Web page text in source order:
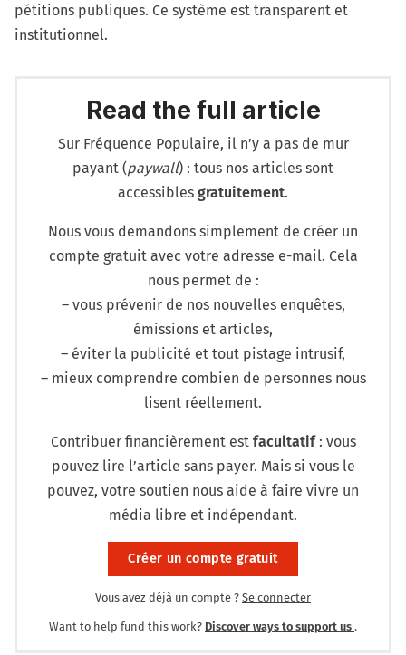
pétitions publiques. Ce système est transparent et
institutionnel.
Read the full article
Sur Fréquence Populaire, il n’y a pas de mur
payant (paywall) : tous nos articles sont
accessibles gratuitement.
Nous vous demandons simplement de créer un
compte gratuit avec votre adresse e-mail. Cela
nous permet de :
– vous prévenir de nos nouvelles enquêtes,
émissions et articles,
– éviter la publicité et tout pistage intrusif,
– mieux comprendre combien de personnes nous
lisent réellement.
Contribuer financièrement est facultatif: vous
pouvez lire l’article sans payer. Mais si vous le
pouvez, votre soutien nous aide à faire vivre un
média libre et indépendant.
Créer un compte gratuit
Vous avez déjà un compte ? Se connecter
Want to help fund this work? Discover ways to support us .